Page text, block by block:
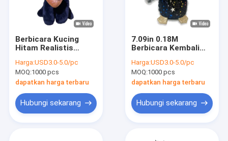
Berbicara Kucing
Hitam Realistis
Animal 0.18M 7.09ft
Harga:USD3.0-5.0/pc
MOQ:1000 pcs
dapatkan harga terbaru
Hubungi sekarang
7.09in 0.18M
Berbicara Kembali
Snowy Owl Stuffed
Animal
Harga:USD3.0-5.0/pc
MOQ:1000 pcs
dapatkan harga terbaru
Hubungi sekarang